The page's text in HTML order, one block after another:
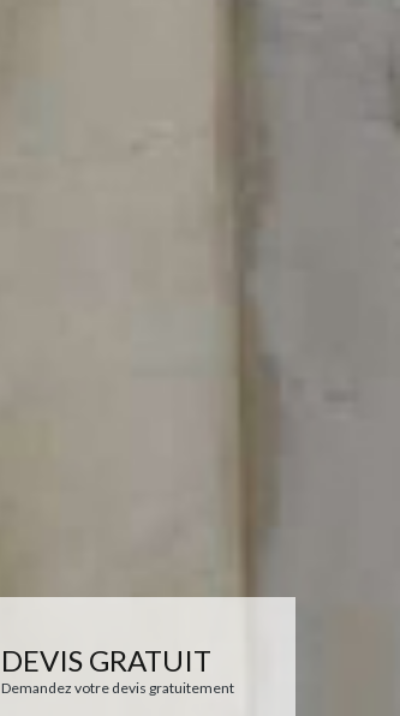
DEVIS GRATUIT
Demandez votre devis gratuitement